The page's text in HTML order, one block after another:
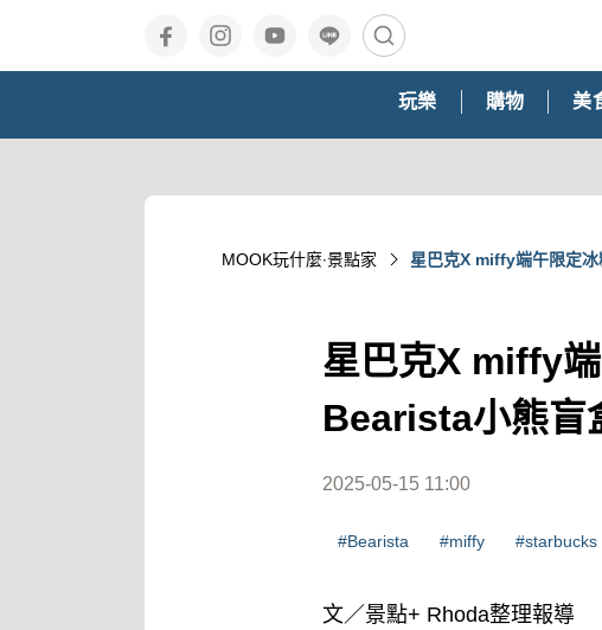
玩樂 購物 美
MOOK玩什麼‧景點家 星巴克X miffy端午限定
星巴克X miffy
Bearista小熊盲
2025-05-15 11:00
#Bearista #miffy #starbucks
文／景點+ Rhoda整理報導